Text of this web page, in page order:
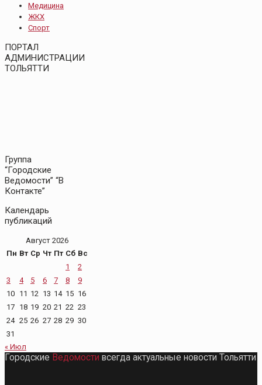
Медицина
ЖКХ
Спорт
ПОРТАЛ
АДМИНИСТРАЦИИ
ТОЛЬЯТТИ
Группа
“Городские
Ведомости” “В
Контакте”
Календарь
публикаций
Август 2026
Пн Вт Ср Чт Пт Сб Вс
1
2
3
4 5 6 7 8
9
10 11 12 13 14 15 16
17 18 19 20 21 22 23
24 25 26 27 28 29 30
31
« Июл
Городские Ведомости всегда актуальные новости Тольятти